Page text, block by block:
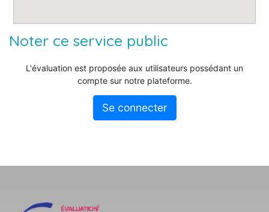
Noter ce service public
L'évaluation est proposée aux utilisateurs possédant un
compte sur notre plateforme.
Se connecter